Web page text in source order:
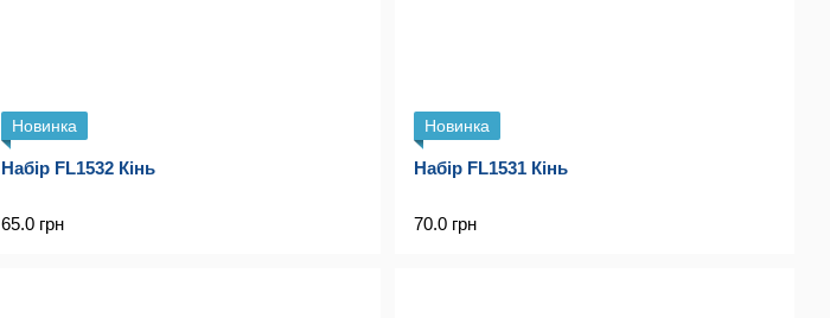
Новинка
Набір FL1532 Кінь
65.0 грн
Новинка
Набір FL1531 Кінь
70.0 грн